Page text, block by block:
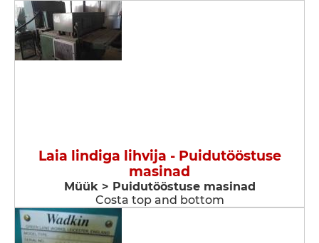
Laia lindiga lihvija - Puidutööstuse
masinad
Müük > Puidutööstuse masinad
Costa top and bottom